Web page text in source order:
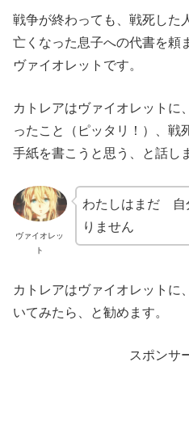
戦争が終わっても、戦死した
亡くなった息子への代書を頼
ヴァイオレットです。
カトレアはヴァイオレットに
ったこと（ピッタリ！）、戦
手紙を書こうと思う、と話し
ヴァイオレッ
ト
わたしはまだ 自
りません
カトレアはヴァイオレットに
いてみたら、と勧めます。
スポンサ